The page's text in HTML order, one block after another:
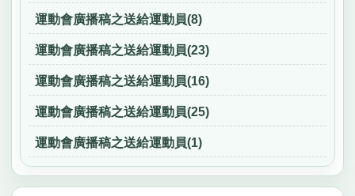
運動會廣播稿之送給運動員(8)
運動會廣播稿之送給運動員(23)
運動會廣播稿之送給運動員(16)
運動會廣播稿之送給運動員(25)
運動會廣播稿之送給運動員(1)